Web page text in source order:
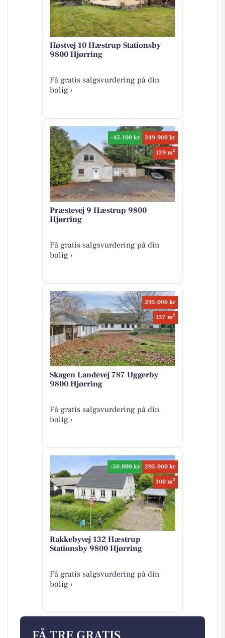
Høstvej 10 Hæstrup Stationsby
9800 Hjørring
Få gratis salgsvurdering på din
bolig ›
-45.100 kr
249.900 kr
139 m2
Præstevej 9 Hæstrup 9800
Hjørring
Få gratis salgsvurdering på din
bolig ›
295.000 kr
137 m2
Skagen Landevej 787 Uggerby
9800 Hjørring
Få gratis salgsvurdering på din
bolig ›
-50.000 kr
295.000 kr
100 m2
Rakkebyvej 132 Hæstrup
Stationsby 9800 Hjørring
Få gratis salgsvurdering på din
bolig ›